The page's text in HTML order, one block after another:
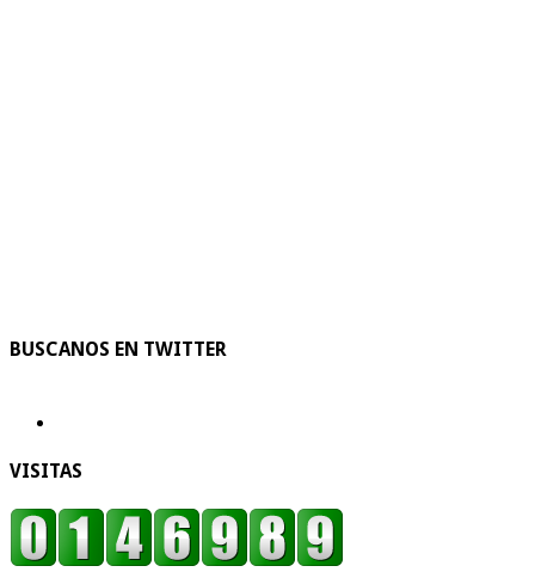
BUSCANOS EN TWITTER
VISITAS